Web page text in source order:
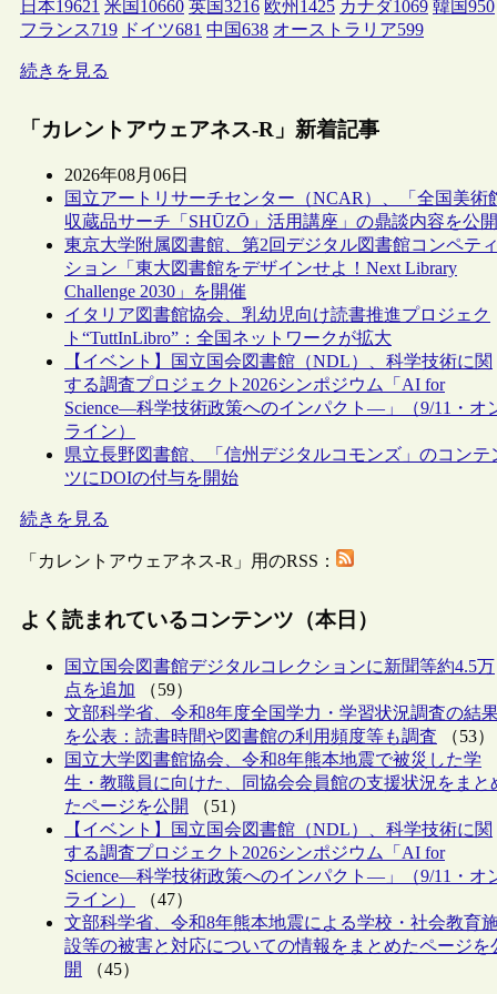
日本19621 米国 10660 英国3216 欧州 1425 カナダ1069 韓国950
フランス719 ドイツ681 中国638 オーストラリア599
続きを見る
「カレントアウェアネス-R」新着記事
2026年08月06日
国立アートリサーチセンター（NCAR）、「全国美術
収蔵品サーチ「SHŪZŌ」活用講座」の鼎談内容を公開
東京大学附属図書館、第2回デジタル図書館コンペティ
ション「東大図書館をデザインせよ！Next Library
Challenge 2030」を開催
イタリア図書館協会、乳幼児向け読書推進プロジェク
ト“TuttInLibro”：全国ネットワークが拡大
【イベント】国立国会図書館（NDL）、科学技術に関
する調査プロジェクト2026シンポジウム「AI for
Science―科学技術政策へのインパクト―」（9/11・オ
ライン）
県立長野図書館、「信州デジタルコモンズ」のコンテ
ツにDOIの付与を開始
続きを見る
「カレントアウェアネス-R」用のRSS：
よく読まれているコンテンツ（本日）
国立国会図書館デジタルコレクションに新聞等約4.5万
点を追加 （59）
文部科学省、令和8年度全国学力・学習状況調査の結
を公表：読書時間や図書館の利用頻度等も調査 （53）
国立大学図書館協会、令和8年熊本地震で被災した学
生・教職員に向けた、同協会会員館の支援状況をまと
たページを公開
（51）
【イベント】国立国会図書館（NDL）、科学技術に関
する調査プロジェクト2026シンポジウム「AI for
Science―科学技術政策へのインパクト―」（9/11・オ
ライン）
（47）
文部科学省、令和8年熊本地震による学校・社会教育
設等の被害と対応についての情報をまとめたページを
開
（45）